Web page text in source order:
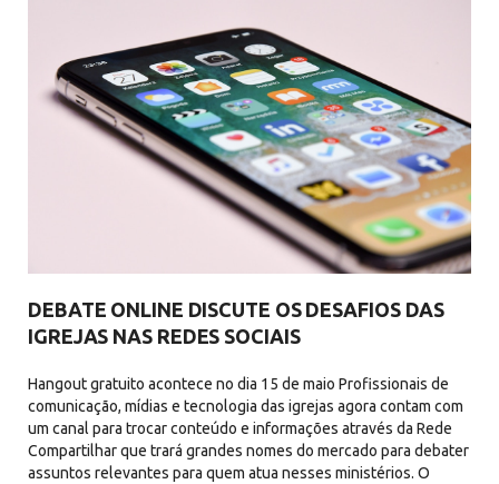
DEBATE ONLINE DISCUTE OS DESAFIOS DAS
IGREJAS NAS REDES SOCIAIS
Hangout gratuito acontece no dia 15 de maio Profissionais de
comunicação, mídias e tecnologia das igrejas agora contam com
um canal para trocar conteúdo e informações através da Rede
Compartilhar que trará grandes nomes do mercado para debater
assuntos relevantes para quem atua nesses ministérios. O